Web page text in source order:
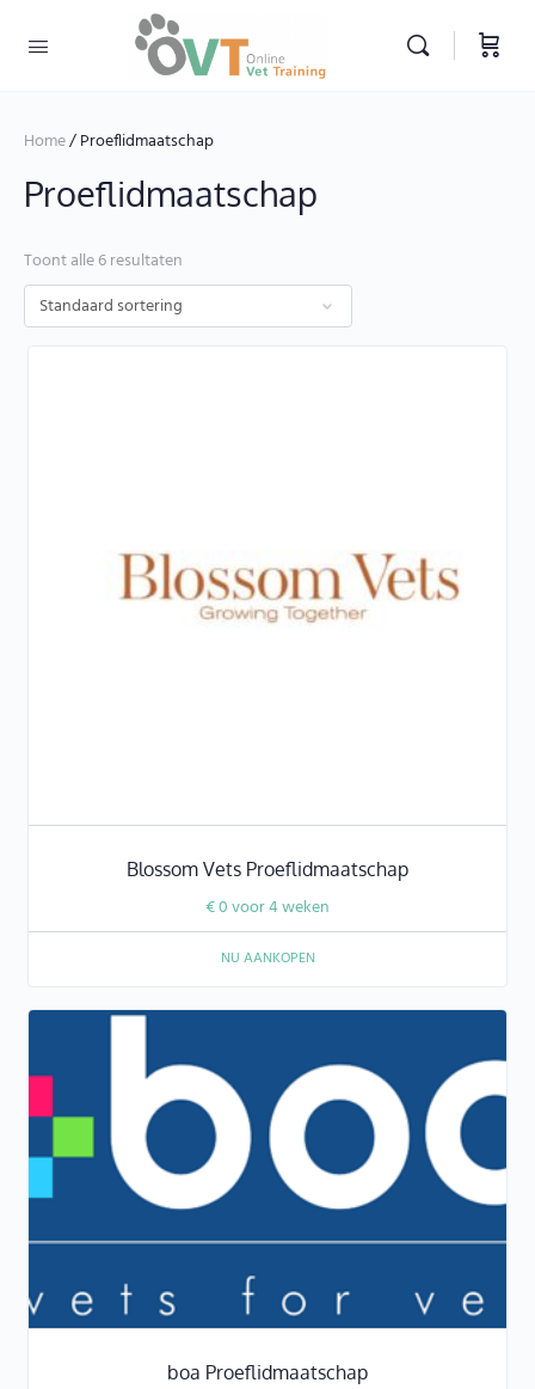
Home/ Proeflidmaatschap
Proeflidmaatschap
Toont alle 6 resultaten
Blossom Vets Proeflidmaatschap
€0voor 4 weken
NU AANKOPEN
boa Proeflidmaatschap